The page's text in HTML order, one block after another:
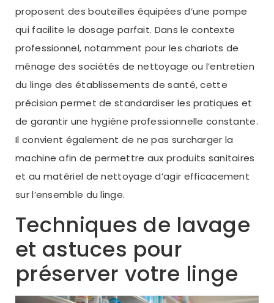
proposent des bouteilles équipées d’une pompe
qui facilite le dosage parfait. Dans le contexte
professionnel, notamment pour les chariots de
ménage des sociétés de nettoyage ou l’entretien
du linge des établissements de santé, cette
précision permet de standardiser les pratiques et
de garantir une hygiène professionnelle constante.
Il convient également de ne pas surcharger la
machine afin de permettre aux produits sanitaires
et au matériel de nettoyage d’agir efficacement
sur l’ensemble du linge.
Techniques de lavage
et astuces pour
préserver votre linge